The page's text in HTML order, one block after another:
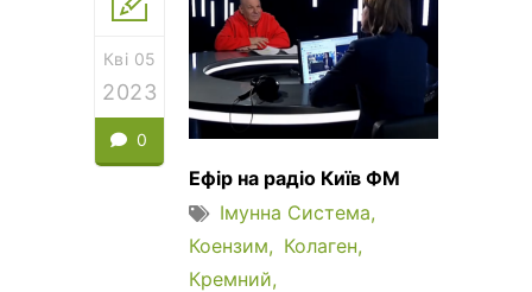
Кві 05
2023
0
Ефір на радіо Київ ФМ
Імунна Система
Коензим
Колаген
Кремний